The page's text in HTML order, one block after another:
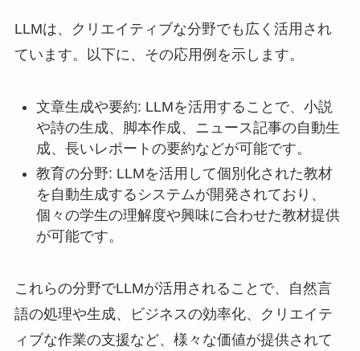
LLMは、クリエイティブな分野でも広く活用され
ています。以下に、その応用例を示します。
文章生成や要約: LLMを活用することで、小説
や詩の生成、脚本作成、ニュース記事の自動生
成、長いレポートの要約などが可能です。
教育の分野: LLMを活用して個別化された教材
を自動生成するシステムが開発されており、
個々の学生の理解度や興味に合わせた教材提供
が可能です。
これらの分野でLLMが活用されることで、自然言
語の処理や生成、ビジネスの効率化、クリエイテ
ィブな作業の支援など、様々な価値が提供されて